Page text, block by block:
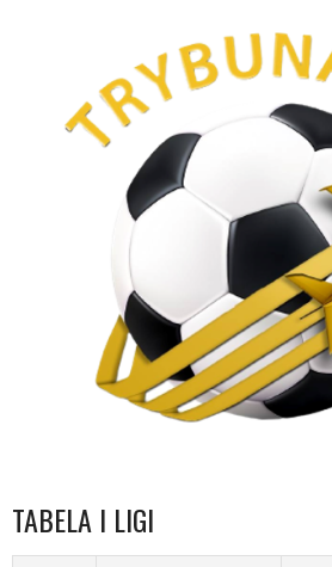
TABELA I LIGI